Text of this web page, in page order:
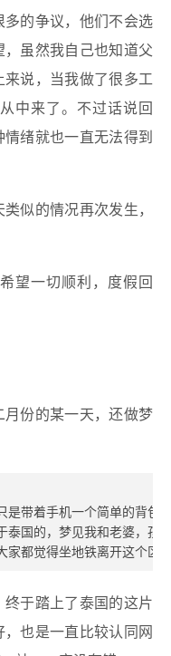
的争议，他们不会选
虽然我自己也知道父
说，当我做了很多工
中来了。不过话说回
绪就也一直无法得到
似的情况再次发生，
望一切顺利，度假回
份的某一天，还做梦
是带着手机一个简单的背包
泰国的，梦见我和老婆，孩
家都觉得坐地铁离开这个区
于踏上了泰国的这片
也是一直比较认同网